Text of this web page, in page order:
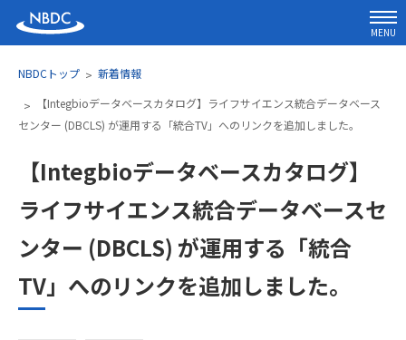
MENU
NBDCトップ
新着情報
【Integbioデータベースカタログ】ライフサイエンス統合データベース
センター (DBCLS) が運用する「統合TV」へのリンクを追加しました。
【Integbioデータベースカタログ】
ライフサイエンス統合データベースセ
ンター (DBCLS) が運用する「統合
TV」へのリンクを追加しました。